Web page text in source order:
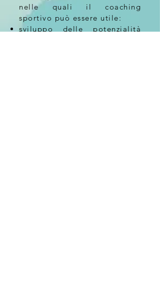
nelle quali il coaching
sportivo può essere utile:
sviluppo delle potenzialità